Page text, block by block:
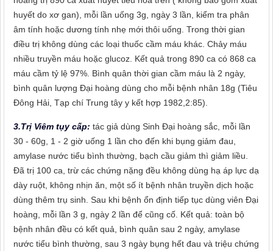
huyết do xơ gan), mỗi lần uống 3g, ngày 3 lần, kiểm tra phân
âm tính hoặc dương tính nhẹ mới thôi uống. Trong thời gian
điều trị không dùng các loại thuốc cầm máu khác. Chảy máu
nhiều truyền máu hoặc glucoz. Kết quả trong 890 ca có 868 ca
máu cầm tỷ lệ 97%. Bình quân thời gian cầm máu là 2 ngày,
bình quân lượng Đại hoàng dùng cho mỗi bệnh nhân 18g (Tiêu
Đông Hải, Tạp chí Trung tây y kết hợp 1982,2:85).
3.Trị Viêm tụy cấp: tác giả dùng Sinh Đại hoàng sắc, mỗi lần
30 - 60g, 1 - 2 giờ uống 1 lần cho đến khi bụng giảm đau,
amylase nước tiểu bình thường, bạch cầu giảm thì giảm liều.
Đã trị 100 ca, trừ các chứng nặng đều không dùng hạ áp lực dạ
dày ruột, không nhịn ăn, một số ít bệnh nhân truyền dịch hoặc
dùng thêm trụ sinh. Sau khi bệnh ổn định tiếp tục dùng viên Đại
hoàng, mỗi lần 3 g, ngày 2 lần để cũng cố. Kết quả: toàn bộ
bệnh nhân đều có kết quả, bình quân sau 2 ngày, amylase
nước tiểu bình thường, sau 3 ngày bụng hết đau và triệu chứng